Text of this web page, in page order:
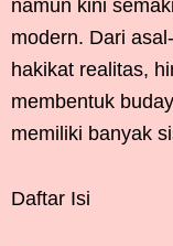
namun kini
modern. Dari
hakikat realitas,
membentuk
memiliki banyak
Daftar Isi